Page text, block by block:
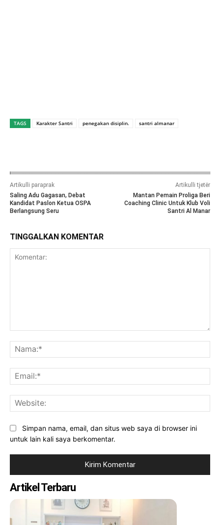
TAGS Karakter Santri penegakan disiplin. santri almanar
Artikulli paraprak
Saling Adu Gagasan, Debat
Kandidat Paslon Ketua OSPA
Berlangsung Seru
Artikulli tjetër
Mantan Pemain Proliga Beri
Coaching Clinic Untuk Klub Voli
Santri Al Manar
TINGGALKAN KOMENTAR
Simpan nama, email, dan situs web saya di browser ini
untuk lain kali saya berkomentar.
Artikel Terbaru